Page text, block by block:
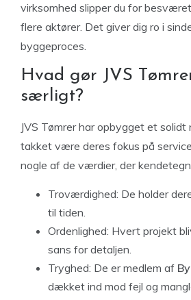
virksomhed slipper du for
flere aktører. Det giver dig ro i
byggeproces.
Hvad gør JVS
særligt?
JVS Tømrer har opbygget et solidt
takket være deres fokus på
nogle af de værdier, der
Troværdighed: De holder
til tiden.
Ordenlighed: Hvert projekt
sans for detaljen.
Tryghed: De er medlem af
dækket ind mod fejl og